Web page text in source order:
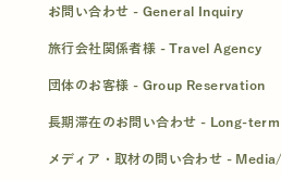
お問い合わせ - General Inquiry
旅行会社関係者様 - Travel Agency
団体のお客様 - Group Reservation
長期滞在のお問い合わせ - Long-
メディア・取材の問い合わせ -